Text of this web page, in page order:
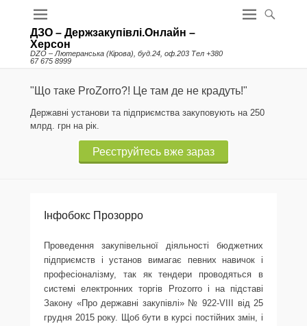
ДЗО – Держзакупівлі.Онлайн –
Херсон
DZO – Лютеранська (Кірова), буд.24, оф.203 Тел +380
67 675 8999
"Що таке ProZorro?! Це там де не крадуть!"
Державні установи та підприємства закуповують на 250
млрд. грн на рік.
Реєструйтесь вже зараз
Інфобокс Прозорро
Проведення закупівельної діяльності бюджетних
підприємств і установ вимагає певних навичок і
професіоналізму, так як тендери проводяться в
системі електронних торгів Prozorro і на підставі
Закону «Про державні закупівлі» № 922-VIII від 25
грудня 2015 року. Щоб бути в курсі постійних змін, і